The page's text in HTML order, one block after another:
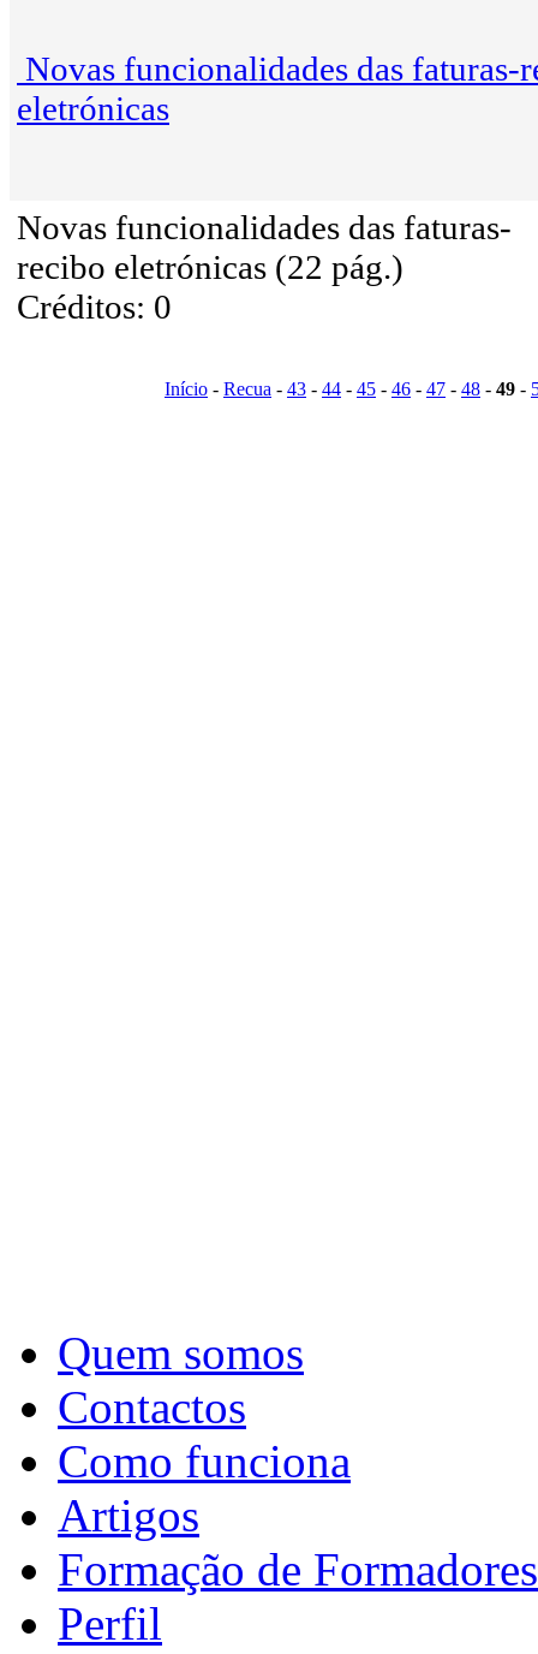
Novas funcionalidades das faturas-
eletrónicas
Novas funcionalidades das faturas-
recibo eletrónicas (22 pág.)
Créditos: 0
Início - Recua - 43 - 44 - 45 - 46 - 47 - 48 - 49 -
Quem somos
Contactos
Como funciona
Artigos
Formação de Formadores
Perfil